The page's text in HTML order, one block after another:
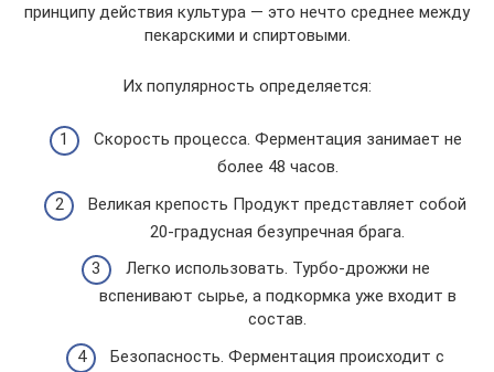
принципу действия культура — это нечто среднее между
пекарскими и спиртовыми.
Их популярность определяется:
Скорость процесса. Ферментация занимает не
более 48 часов.
Великая крепость Продукт представляет собой
20-градусная безупречная брага.
Легко использовать. Турбо-дрожжи не
вспенивают сырье, а подкормка уже входит в
состав.
Безопасность. Ферментация происходит с